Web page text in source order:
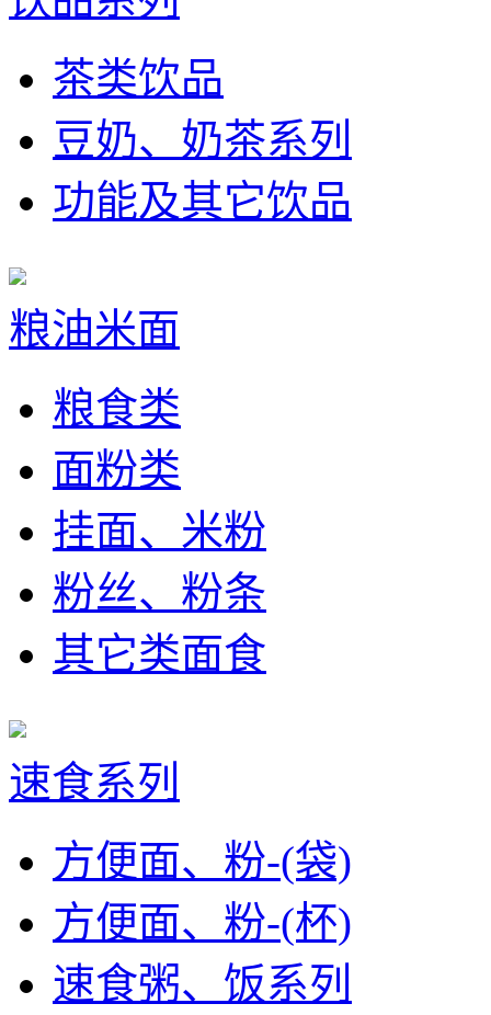
茶类饮品
豆奶、奶茶系列
功能及其它饮品
粮油米面
粮食类
面粉类
挂面、米粉
粉丝、粉条
其它类面食
速食系列
方便面、粉-(袋)
方便面、粉-(杯)
速食粥、饭系列